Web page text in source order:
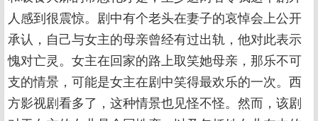
人感到很震惊。剧中有个老头在妻子的哀悼会上公开
承认，自己与女主的母亲曾经有过出轨，他对此表示
愧对亡灵。女主在回家的路上取笑她母亲，那乐不可
支的情景，可能是女主在剧中笑得最欢乐的一次。西
方影视剧看多了，这种情景也见怪不怪。然而，该剧